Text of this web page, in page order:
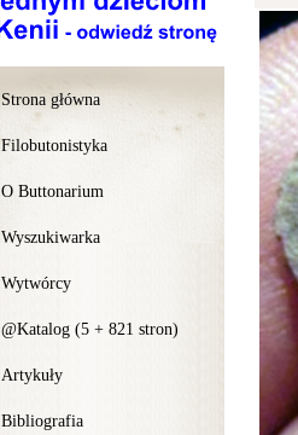
Strona główna
Filobutonistyka
O Buttonarium
Wyszukiwarka
Wytwórcy
@Katalog (5 + 821 stron)
Artykuły
Bibliografia